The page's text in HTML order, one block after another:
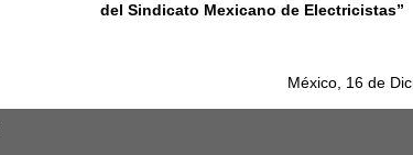
del Sindicato Mexicano de Electricistas”
México, 16 de